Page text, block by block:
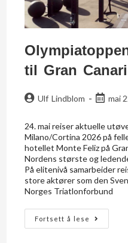
til Gran
Ulf Lindblom mai
24. mai reiser aktuelle
Milano/Cortina 2026 på
hotellet Monte Feliz på
Nordens største og
På elitenivå samarbeider
store aktører som den
Norges Triatlonforbund
Fortsett å lese